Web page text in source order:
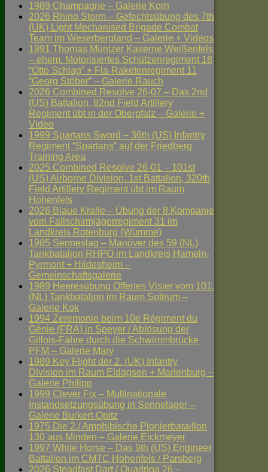
1989 Champagne – Galerie Korn
2026 Rhino Storm – Gefechtsübung des 7th
(UK) Light Mechanised Brigade Combat
Team im Weserbergland – Galerie + Videos
1991 Thomas Müntzer Kaserne Weißenfels
– ehem. Motorisiertes Schützenregiment 18
“Otto Schlag” + Fla-Raketenregiment 11
“Georg Stöber” – Galerie Rauch
2026 Combined Resolve 26-07 – Das 2nd
(US) Battalion, 82nd Field Artillery
Regiment übt in der Oberpfalz – Galerie +
Video
1999 Spartans Sword – 36th (US) Infantry
Regiment “Spartans” auf der Friedberg
Training Area
2025 Combined Resolve 26-01 – 101st
(US) Airborne Division, 1st Battalion, 320th
Field Artillery Regiment übt im Raum
Hohenfels
2026 Blaue Kralle – Übung der 8.Kompanie
vom Fallschirmjägerregiment 31 im
Landkreis Rotenburg (Wümme)
1985 Senneslag – Manöver des 59 (NL)
Tankbataljon RHPO im Landkreis Hameln-
Pyrmont + Hildesheim –
Gemeinschaftsgalerie
1989 Heeresübung Offenes Visier vom 101.
(NL) Tankbataljon im Raum Sottrum –
Galerie Kok
1994 Zeremonie beim 10e Régiment du
Génie (FRA) in Speyer / Ablösung der
Gillois-Fähre durch die Schwimmbrücke
PFM – Galerie Mary
1989 Key Flight der 2. (UK) Infantry
Division im Raum Eldagsen + Marienburg –
Galerie Philipp
1999 Clever Fix – Multinationale
Instandsetzungsübung in Sennelager –
Galerie Burkert-Opitz
1975 Die 2./ Amphibische Pionierbataillon
130 aus Minden – Galerie Eickmeyer
1997 White Horse – Das 9th (US) Engineer
Battalion im CMTC Hohenfels / Parsberg
2026 Steadfast Dart / Quadriga 26 –